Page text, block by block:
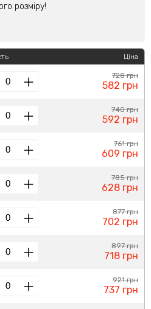
розміру!
Ціна
728 грн
582 грн
740 грн
592 грн
761 грн
609 грн
785 грн
628 грн
877 грн
702 грн
897 грн
718 грн
921 грн
737 грн